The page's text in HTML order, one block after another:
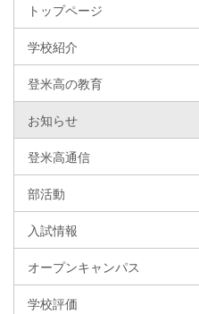
トップページ
学校紹介
登米高の教育
お知らせ
登米高通信
部活動
入試情報
オープンキャンパス
学校評価